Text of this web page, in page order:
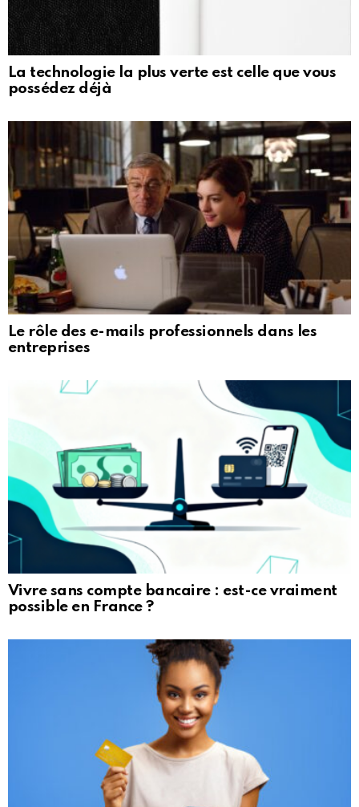
La technologie la plus verte est celle que vous
possédez déjà
Le rôle des e-mails professionnels dans les
entreprises
Vivre sans compte bancaire : est-ce vraiment
possible en France ?